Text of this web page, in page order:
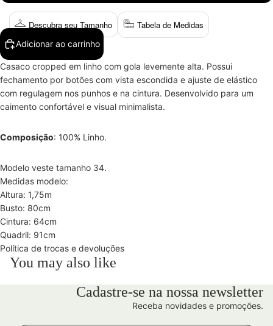
Descubra seu Tamanho Tabela de Medidas
Adicionar ao carrinho
Casaco cropped em linho com gola levemente alta. Possui
fechamento por botões com vista escondida e ajuste de elástico
com regulagem nos punhos e na cintura. Desenvolvido para um
caimento confortável e visual minimalista.
Composição: 100% Linho.
Modelo veste tamanho 34.
Medidas modelo:
Altura: 1,75m
Busto: 80cm
Cintura: 64cm
Quadril: 91cm
Política de trocas e devoluções
You may also like
Cadastre-se na nossa newsletter
Receba novidades e promoções.